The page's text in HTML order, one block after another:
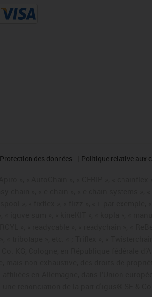
Protection des données Politique relative aux